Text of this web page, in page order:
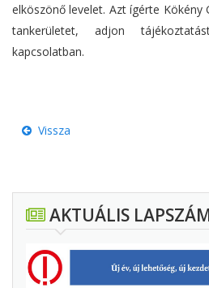
elköszönő levelet. Azt ígérte Kökény
tankerületet, adjon
kapcsolatban.
Vissza
AKTUÁLIS